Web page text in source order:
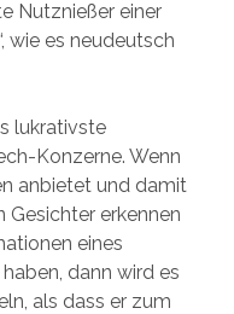
Nutznießer einer
wie es neudeutsch
lukrativste
Konzerne. Wenn
anbietet und damit
Gesichter erkennen
eines
dann wird es
als dass er zum